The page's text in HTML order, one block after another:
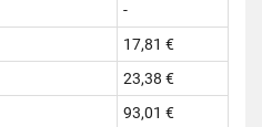
-
17,81 €
23,38 €
93,01 €